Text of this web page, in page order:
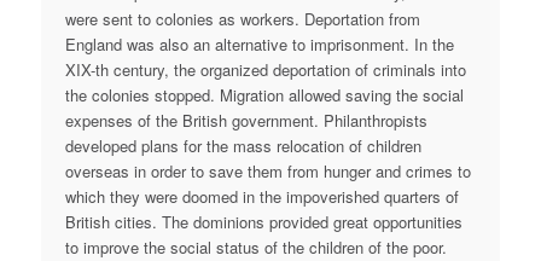
were sent to colonies as workers. Deportation from
England was also an alternative to imprisonment. In the
XIX-th century, the organized deportation of criminals into
the colonies stopped. Migration allowed saving the social
expenses of the British government. Philanthropists
developed plans for the mass relocation of children
overseas in order to save them from hunger and crimes to
which they were doomed in the impoverished quarters of
British cities. The dominions provided great opportunities
to improve the social status of the children of the poor.